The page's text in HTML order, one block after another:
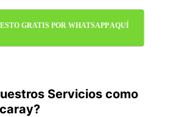
GRATIS POR WHATSAPP AQUÍ
Servicios como